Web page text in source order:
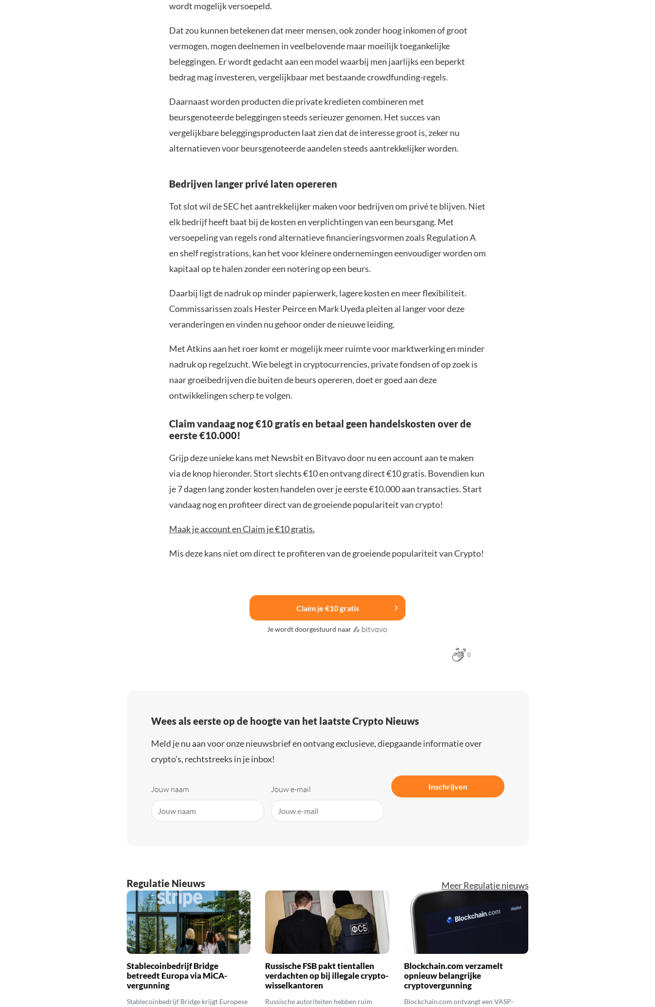
wordt mogelijk versoepeld.
Dat zou kunnen betekenen dat meer mensen, ook zonder hoog inkomen of groot
vermogen, mogen deelnemen in veelbelovende maar moeilijk toegankelijke
beleggingen. Er wordt gedacht aan een model waarbij men jaarlijks een beperkt
bedrag mag investeren, vergelijkbaar met bestaande crowdfunding-regels.
Daarnaast worden producten die private kredieten combineren met
beursgenoteerde beleggingen steeds serieuzer genomen. Het succes van
vergelijkbare beleggingsproducten laat zien dat de interesse groot is, zeker nu
alternatieven voor beursgenoteerde aandelen steeds aantrekkelijker worden.
Bedrijven langer privé laten opereren
Tot slot wil de SEC het aantrekkelijker maken voor bedrijven om privé te blijven. Niet
elk bedrijf heeft baat bij de kosten en verplichtingen van een beursgang. Met
versoepeling van regels rond alternatieve financieringsvormen zoals Regulation A
en shelf registrations, kan het voor kleinere ondernemingen eenvoudiger worden om
kapitaal op te halen zonder een notering op een beurs.
Daarbij ligt de nadruk op minder papierwerk, lagere kosten en meer flexibiliteit.
Commissarissen zoals Hester Peirce en Mark Uyeda pleiten al langer voor deze
veranderingen en vinden nu gehoor onder de nieuwe leiding.
Met Atkins aan het roer komt er mogelijk meer ruimte voor marktwerking en minder
nadruk op regelzucht. Wie belegt in cryptocurrencies, private fondsen of op zoek is
naar groeibedrijven die buiten de beurs opereren, doet er goed aan deze
ontwikkelingen scherp te volgen.
Claim vandaag nog €10 gratis en betaal geen handelskosten over de
eerste €10.000!
Grijp deze unieke kans met Newsbit en Bitvavo door nu een account aan te maken
via de knop hieronder. Stort slechts €10 en ontvang direct €10 gratis. Bovendien kun
je 7 dagen lang zonder kosten handelen over je eerste €10.000 aan transacties. Start
vandaag nog en profiteer direct van de groeiende populariteit van crypto!
Maak je account en Claim je €10 gratis.
Mis deze kans niet om direct te profiteren van de groeiende populariteit van Crypto!
Claim je €10 gratis
Je wordt doorgestuurd naar
0
Wees als eerste op de hoogte van het laatste Crypto Nieuws
Meld je nu aan voor onze nieuwsbrief en ontvang exclusieve, diepgaande informatie over
crypto’s, rechtstreeks in je inbox!
Jouw naam Jouw e-mail Inschrijven
Regulatie Nieuws Meer Regulatie nieuws
Stablecoinbedrijf Bridge
betreedt Europa via MiCA-
vergunning
Stablecoinbedrijf Bridge krijgt Europese
Russische FSB pakt tientallen
verdachten op bij illegale crypto-
wisselkantoren
Russische autoriteiten hebben ruim
Blockchain.com verzamelt
opnieuw belangrijke
cryptovergunning
Blockchain.com ontvangt een VASP-